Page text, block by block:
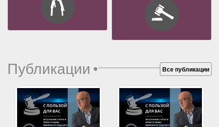
Публикации• Все публикации